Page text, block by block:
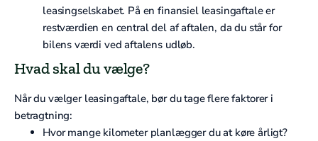
leasingselskabet. På en finansiel leasingaftale er
restværdien en central del af aftalen, da du står for
bilens værdi ved aftalens udløb.
Hvad skal du vælge?
Når du vælger leasingaftale, bør du tage flere faktorer i
betragtning:
Hvor mange kilometer planlægger du at køre årligt?